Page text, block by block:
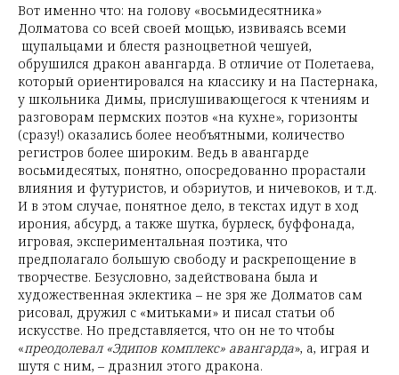
Вот именно что: на голову «восьмидесятника»
Долматова со всей своей мощью, извиваясь всеми
щупальцами и блестя разноцветной чешуей,
обрушился дракон авангарда. В отличие от Полетаева,
который ориентировался на классику и на Пастернака,
у школьника Димы, прислушивающегося к чтениям и
разговорам пермских поэтов «на кухне», горизонты
(сразу!) оказались более необъятными, количество
регистров более широким. Ведь в авангарде
восьмидесятых, понятно, опосредованно прорастали
влияния и футуристов, и обэриутов, и ничевоков, и т.д.
И в этом случае, понятное дело, в текстах идут в ход
ирония, абсурд, а также шутка, бурлеск, буффонада,
игровая, экспериментальная поэтика, что
предполагало большую свободу и раскрепощение в
творчестве. Безусловно, задействована была и
художественная эклектика – не зря же Долматов сам
рисовал, дружил с «митьками» и писал статьи об
искусстве. Но представляется, что он не то чтобы
«преодолевал «Эдипов комплекс» авангарда», а, играя и
шутя с ним, – дразнил этого дракона.